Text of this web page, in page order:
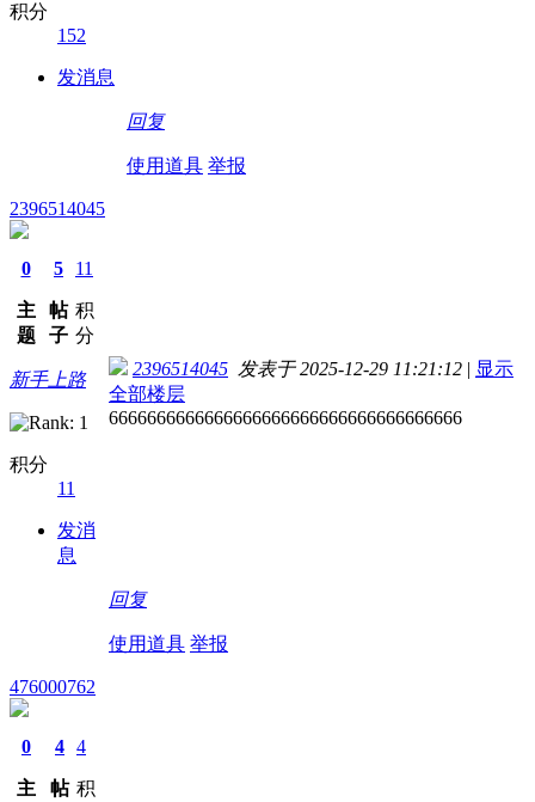
积分
152
发消息
回复
使用道具 举报
2396514045
0
主
题
5
帖
子
11
积
分
新手上路
积分
11
发消
息
2396514045 发表于 2025-12-29 11:21:12 | 显示
全部楼层
6666666666666666666666666666666666666
回复
使用道具 举报
476000762
0
主
4
帖
4
积